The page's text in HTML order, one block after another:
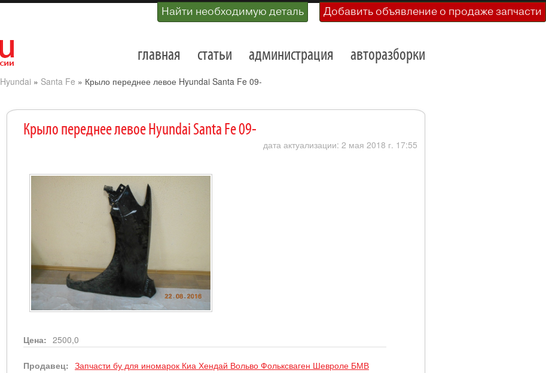
Найти необходимую деталь Добавить объявление о продаже запчасти
главная статьи администрация авторазборки
Hyundai» Santa Fe » Крыло переднее левое Hyundai Santa Fe 09-
Крыло переднее левое Hyundai Santa Fe 09-
дата актуализации: 2 мая 2018 г. 17:55
Цена: 2500,0
Продавец: Запчасти бу для иномарок Киа Хендай Вольво Фольксваген Шевроле БМВ